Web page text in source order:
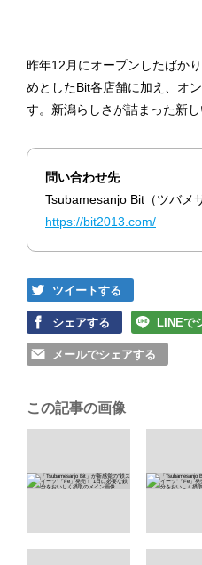
昨年12月にオープンしたばか
めとしたBit各店舗に加え、オ
す。新潟らしさが詰まった新
問い合わせ先
Tsubamesanjo Bit（ツバメ
https://bit2013.com/
ツイートする
シェアする LINEで
メールでシェアする
この記事の画像